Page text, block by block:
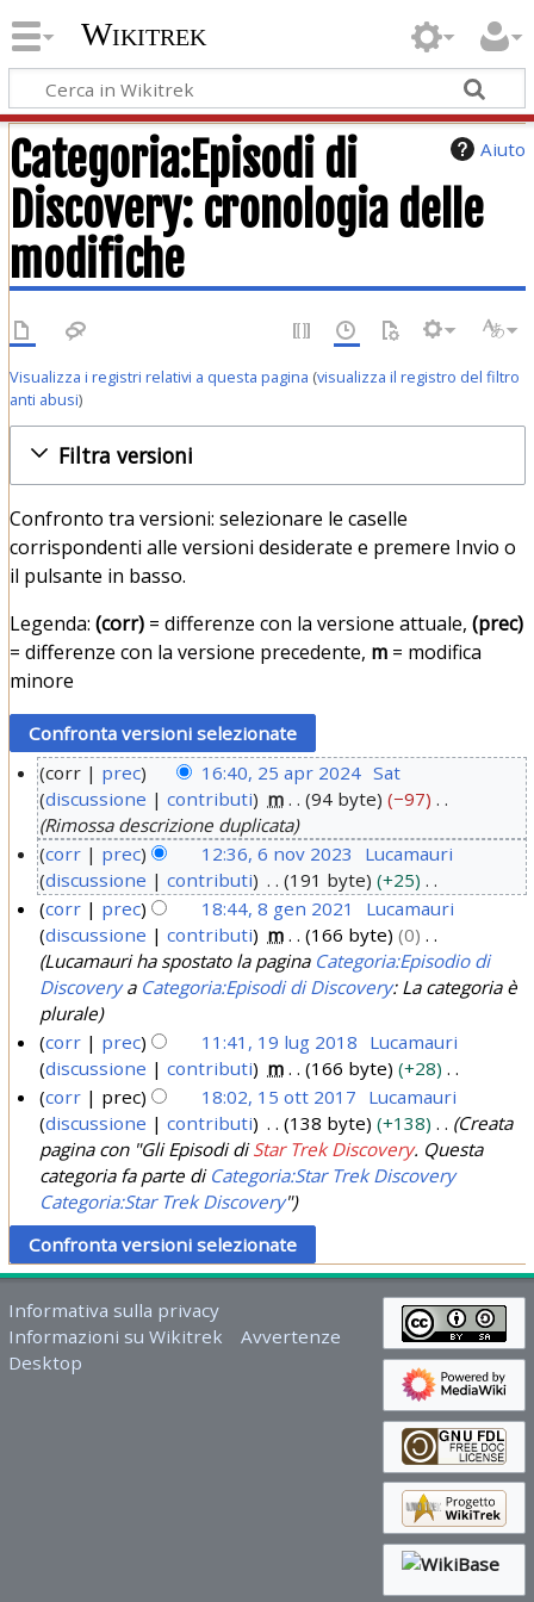
Wikitrek
Aiuto
Categoria:Episodi di
Discovery: cronologia delle
modifiche
Visualizza i registri relativi a questa pagina (visualizza il registro del filtro
anti abusi)
Filtra versioni
Confronto tra versioni: selezionare le caselle
corrispondenti alle versioni desiderate e premere Invio o
il pulsante in basso.
Legenda: (corr)= differenze con la versione attuale, (prec)
= differenze con la versione precedente, m= modifica
minore
a
4
corr prec 16:40, 25 apr 2024 Sat
discussione
contributi m 94 byte
−97
Rimossa descrizione duplicata
n
0
3
corr prec 12:36, 6 nov 2023
Lucamauri
discussione
contributi 191 byte
+25
N
e
s
s
u
n
o
g
g
e
t
t
d
e
l
a
m
0
corr prec 18:44, 8 gen 2021
Lucamauri
discussione
contributi m 166 byte
0
Lucamauri ha spostato la pagina Categoria:Episodio di
Discoverya Categoria:Episodi di Discovery: La categoria è
plurale
9
2
0
1
8
corr prec 11:41, 19 lug 2018 Lucamauri
discussione
contributi m 166 byte
+28
N
e
s
s
u
n
o
g
g
e
t
t
2
0
1
7
corr prec 18:02, 15 ott 2017 Lucamauri
discussione
contributi 138 byte +138
Creata
pagina con "Gli Episodi diStar Trek Discovery. Questa
categoria fa parte di Categoria:Star Trek Discovery
Categoria:Star Trek Discovery"
Informativa sulla privacy
Informazioni su Wikitrek
Avvertenze
Desktop